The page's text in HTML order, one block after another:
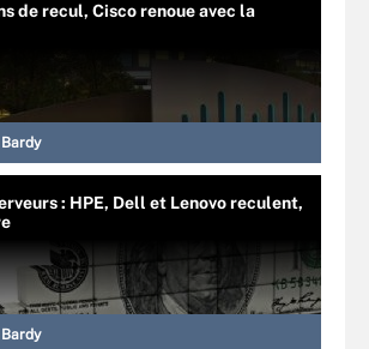
de recul, Cisco renoue avec la
: HPE, Dell et Lenovo reculent,